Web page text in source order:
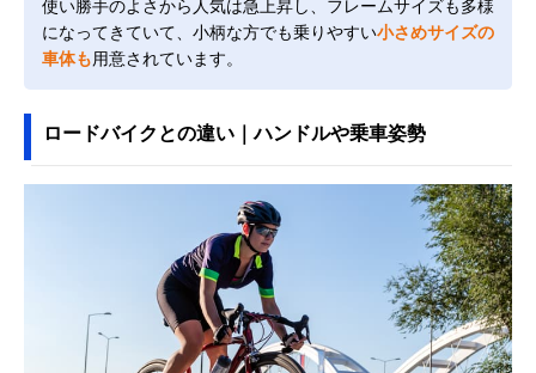
使い勝手のよさから人気は急上昇し、フレームサイズも多様
になってきていて、小柄な方でも乗りやすい小さめサイズの
車体も用意されています。
ロードバイクとの違い｜ハンドルや乗車姿勢